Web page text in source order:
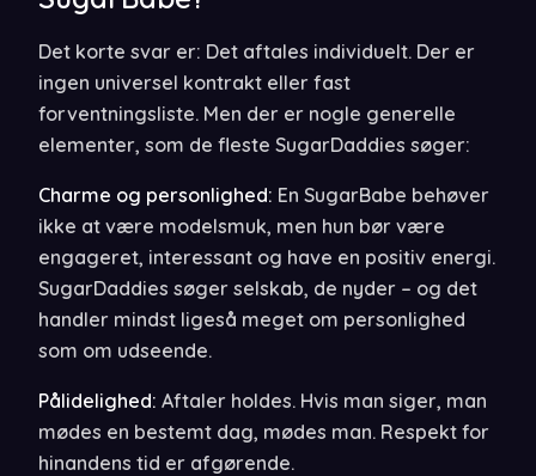
Det korte svar er: Det aftales individuelt. Der er
ingen universel kontrakt eller fast
forventningsliste. Men der er nogle generelle
elementer, som de fleste SugarDaddies søger:
Charme og personlighed: En SugarBabe behøver
ikke at være modelsmuk, men hun bør være
engageret, interessant og have en positiv energi.
SugarDaddies søger selskab, de nyder – og det
handler mindst ligeså meget om personlighed
som om udseende.
Pålidelighed: Aftaler holdes. Hvis man siger, man
mødes en bestemt dag, mødes man. Respekt for
hinandens tid er afgørende.